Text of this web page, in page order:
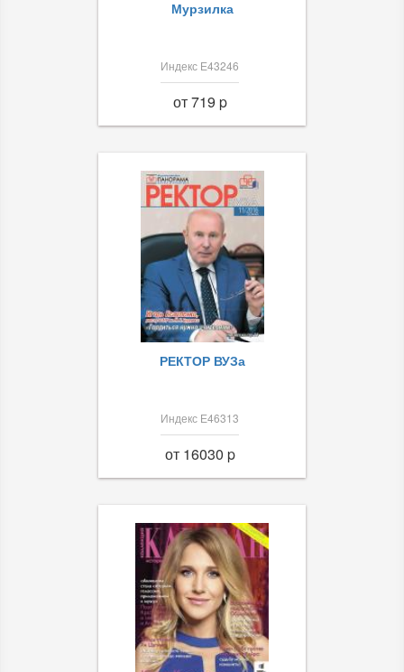
Мурзилка
Индекс Е43246
от 719 p
РЕКТОР ВУЗа
Индекс Е46313
от 16030 p